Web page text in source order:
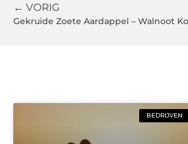
← VORIG
Gekruide Zoete Aardappel – Walnoot
BEDRIJVEN